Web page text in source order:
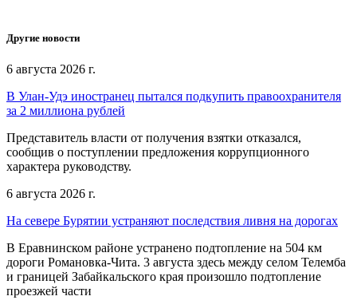
Другие новости
6 августа 2026 г.
В Улан-Удэ иностранец пытался подкупить правоохранителя
за 2 миллиона рублей
Представитель власти от получения взятки отказался,
сообщив о поступлении предложения коррупционного
характера руководству.
6 августа 2026 г.
На севере Бурятии устраняют последствия ливня на дорогах
В Еравнинском районе устранено подтопление на 504 км
дороги Романовка-Чита. 3 августа здесь между селом Телемба
и границей Забайкальского края произошло подтопление
проезжей части